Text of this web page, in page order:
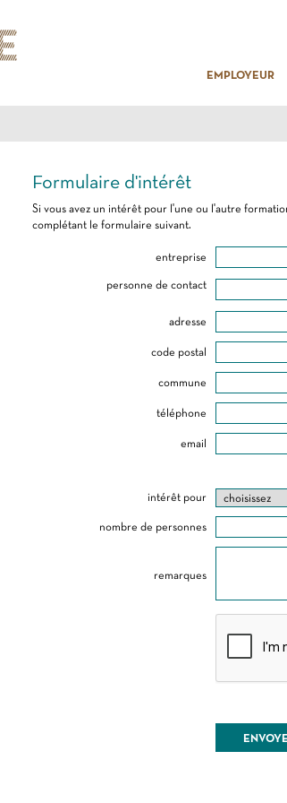
EMPLOYEUR
Formulaire d'intérêt
Si vous avez un intérêt pour l'une ou l'autre
complétant le formulaire suivant.
entreprise
personne de contact
adresse
code postal
commune
téléphone
email
intérêt pour
nombre de personnes
remarques